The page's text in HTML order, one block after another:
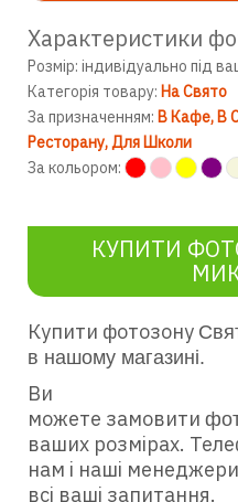
Характеристики
Розмір: індивідуально під
Категорія товару: На Свято
За призначенням: В Кафе В
Ресторану Для Школи
За кольором:
КУПИТИ
Купити фотозону
в нашому магазині.
Ви
можете замовити
ваших розмірах.
нам і наші
всі ваші запитання.